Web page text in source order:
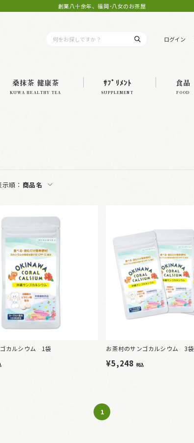
創業八十余年、福岡･八女のお茶屋
ログイン
桑抹茶 健康茶
KUWA HEALTHY TEA
ｻﾌﾟﾘﾒﾝﾄ
SUPPLEMENT
食品
FOOD
示順： 商品名
カルシウム 1袋 お茶村のサンゴカルシウム 3袋
¥5,248 税込
1